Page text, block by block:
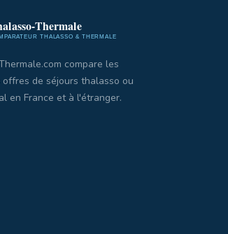
compare les
offres de séjours thalasso ou
en France et à l'étranger.